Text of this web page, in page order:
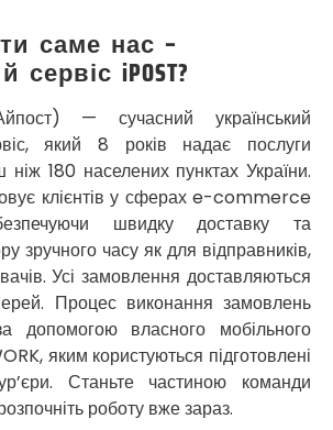
саме нас –
сервіс iPOST?
— сучасний український
який 8 років надає послуги
ніж 180 населених пунктах України.
клієнтів у сферах e-commerce
швидку доставку та
зручного часу як для відправників,
Усі замовлення доставляються
Процес виконання замовлень
допомогою власного мобільного
яким користуються підготовлені
Станьте частиною команди
роботу вже зараз.